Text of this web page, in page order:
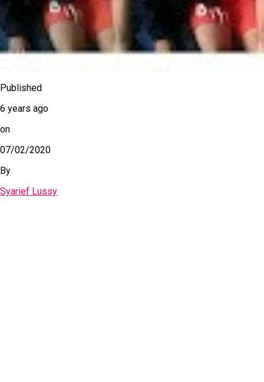
Published
6 years ago
on
07/02/2020
By
Syarief Lussy